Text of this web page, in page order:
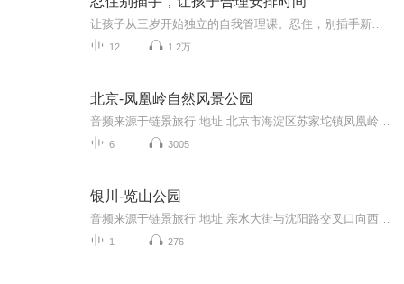
12 1.2万
北京-凤凰岭自然风景公园
6 3005
银川-览山公园
1 276